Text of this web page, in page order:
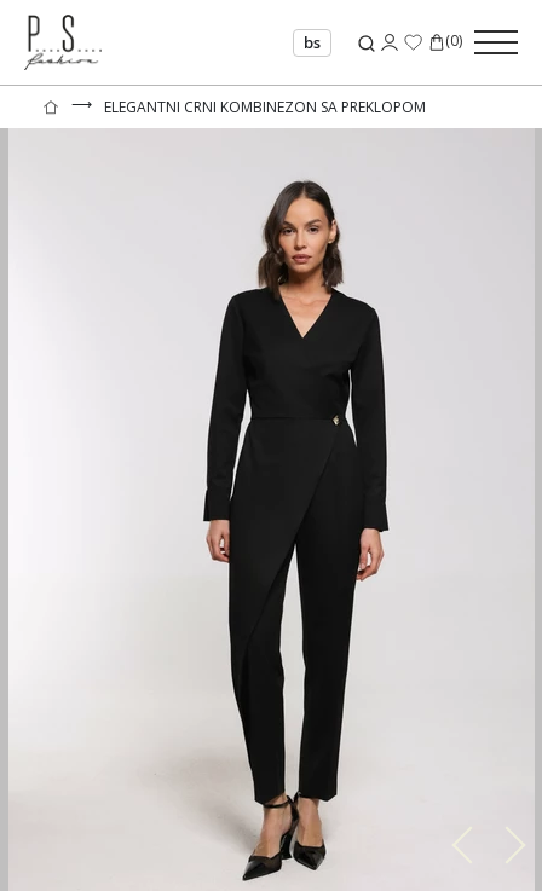
bs (0)
⟶ ELEGANTNI CRNI KOMBINEZON SA PREKLOPOM